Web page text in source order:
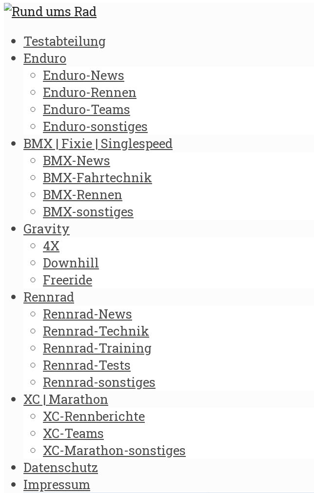
Testabteilung
Enduro
Enduro-News
Enduro-Rennen
Enduro-Teams
Enduro-sonstiges
BMX | Fixie | Singlespeed
BMX-News
BMX-Fahrtechnik
BMX-Rennen
BMX-sonstiges
Gravity
4X
Downhill
Freeride
Rennrad
Rennrad-News
Rennrad-Technik
Rennrad-Training
Rennrad-Tests
Rennrad-sonstiges
XC | Marathon
XC-Rennberichte
XC-Teams
XC-Marathon-sonstiges
Datenschutz
Impressum